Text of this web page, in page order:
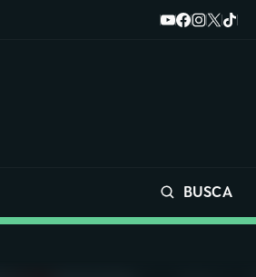
BUSCA